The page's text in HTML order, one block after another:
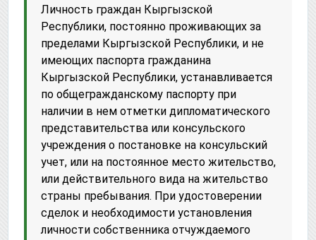
Личность граждан Кыргызской
Республики, постоянно проживающих за
пределами Кыргызской Республики, и не
имеющих паспорта гражданина
Кыргызской Республики, устанавливается
по общегражданскому паспорту при
наличии в нем отметки дипломатического
представительства или консульского
учреждения о постановке на консульский
учет, или на постоянное место жительство,
или действительного вида на жительство
страны пребывания. При удостоверении
сделок и необходимости установления
личности собственника отчуждаемого